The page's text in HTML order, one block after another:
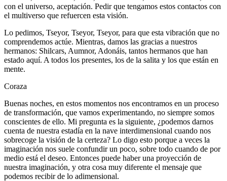
con el universo, aceptación. Pedir que tengamos estos contactos con
el multiverso que refuercen esta visión.
Lo pedimos, Tseyor, Tseyor, Tseyor, para que esta vibración que no
comprendemos actúe. Mientras, damos las gracias a nuestros
hermanos: Shilcars, Aumnor, Adonáis, tantos hermanos que han
estado aquí. A todos los presentes, los de la salita y los que están en
mente.
Coraza
Buenas noches, en estos momentos nos encontramos en un proceso
de transformación, que vamos experimentando, no siempre somos
conscientes de ello. Mi pregunta es la siguiente, ¿podemos darnos
cuenta de nuestra estadía en la nave interdimensional cuando nos
sobrecoge la visión de la certeza? Lo digo esto porque a veces la
imaginación nos suele confundir un poco, sobre todo cuando de por
medio está el deseo. Entonces puede haber una proyección de
nuestra imaginación, y otra cosa muy diferente el mensaje que
podemos recibir de lo adimensional.